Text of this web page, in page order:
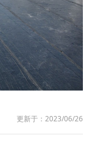
更新于：2023/06/26